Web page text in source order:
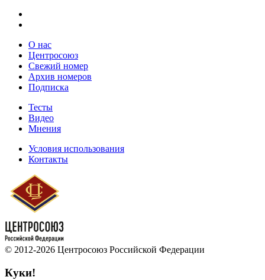
О нас
Центросоюз
Свежий номер
Архив номеров
Подписка
Тесты
Видео
Мнения
Условия использования
Контакты
© 2012-2026 Центросоюз Российской Федерации
Куки!